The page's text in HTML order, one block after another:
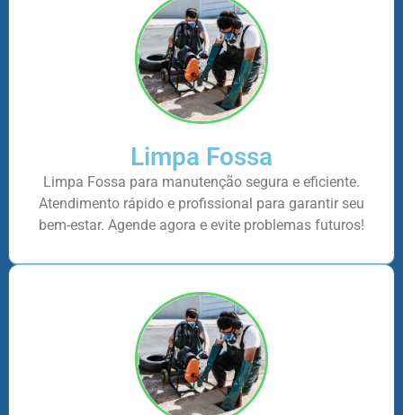
Limpa Fossa
Limpa Fossa para manutenção segura e eficiente.
Atendimento rápido e profissional para garantir seu
bem-estar. Agende agora e evite problemas futuros!